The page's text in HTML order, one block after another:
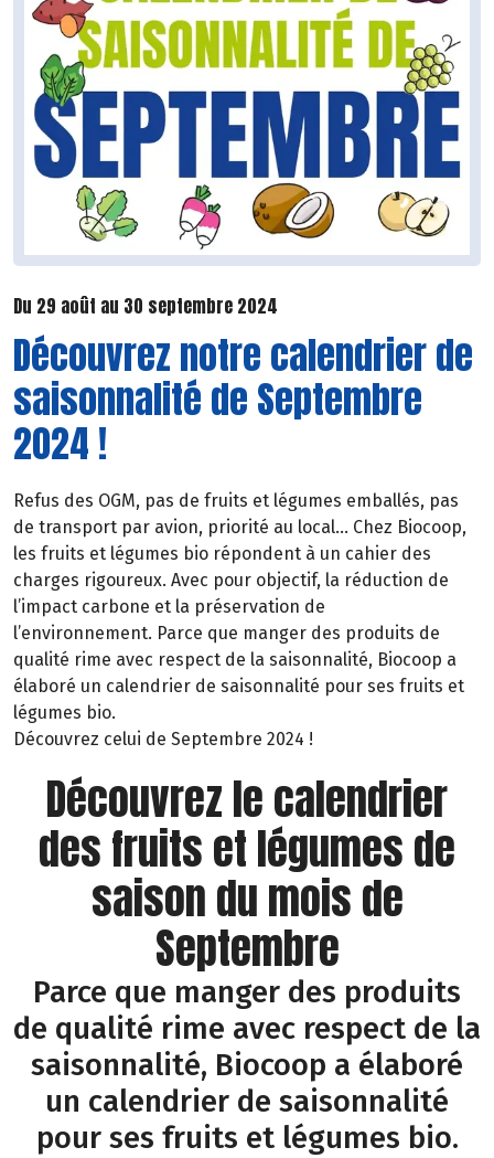
Du 29 août au 30 septembre 2024
Découvrez notre calendrier de
saisonnalité de Septembre
2024 !
Refus des OGM, pas de fruits et légumes emballés, pas
de transport par avion, priorité au local… Chez Biocoop,
les fruits et légumes bio répondent à un cahier des
charges rigoureux. Avec pour objectif, la réduction de
l’impact carbone et la préservation de
l’environnement. Parce que manger des produits de
qualité rime avec respect de la saisonnalité, Biocoop a
élaboré un calendrier de saisonnalité pour ses fruits et
légumes bio.
Découvrez celui de Septembre 2024 !
Découvrez le calendrier
des fruits et légumes de
saison du mois de
Septembre
Parce que manger des produits
de qualité rime avec respect de la
saisonnalité, Biocoop a élaboré
un calendrier de saisonnalité
pour ses fruits et légumes bio.